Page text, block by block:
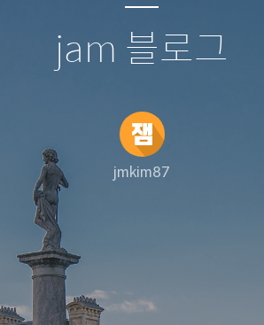
jam 블로그
jmkim87